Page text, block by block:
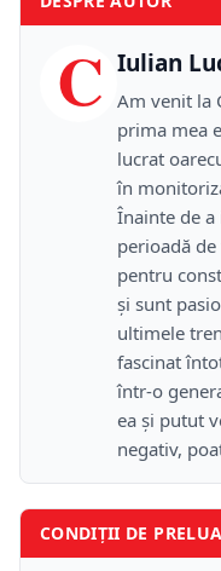
C Iulian
Am venit la
prima mea
lucrat
în
Înainte de
perioadă
pentru
și sunt
ultimele
fascinat
într-o
ea și putut
negativ,
CONDIȚII DE